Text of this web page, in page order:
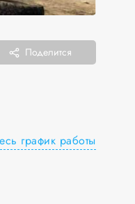
Поделится
график работы